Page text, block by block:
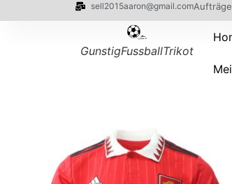
sell2015aaron@gmail.com
GunstigFussballTrikot